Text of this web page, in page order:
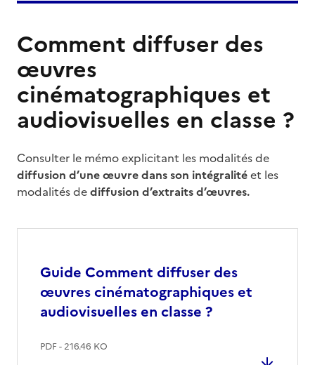
Comment diffuser des
œuvres
cinématographiques et
audiovisuelles en classe ?
Consulter le mémo explicitant les modalités de
diffusion d’une œuvre dans son intégralitéet les
modalités dediffusion d’extraits d’œuvres.
Guide Comment diffuser des
œuvres cinématographiques et
audiovisuelles en classe ?
PDF - 216.46 KO